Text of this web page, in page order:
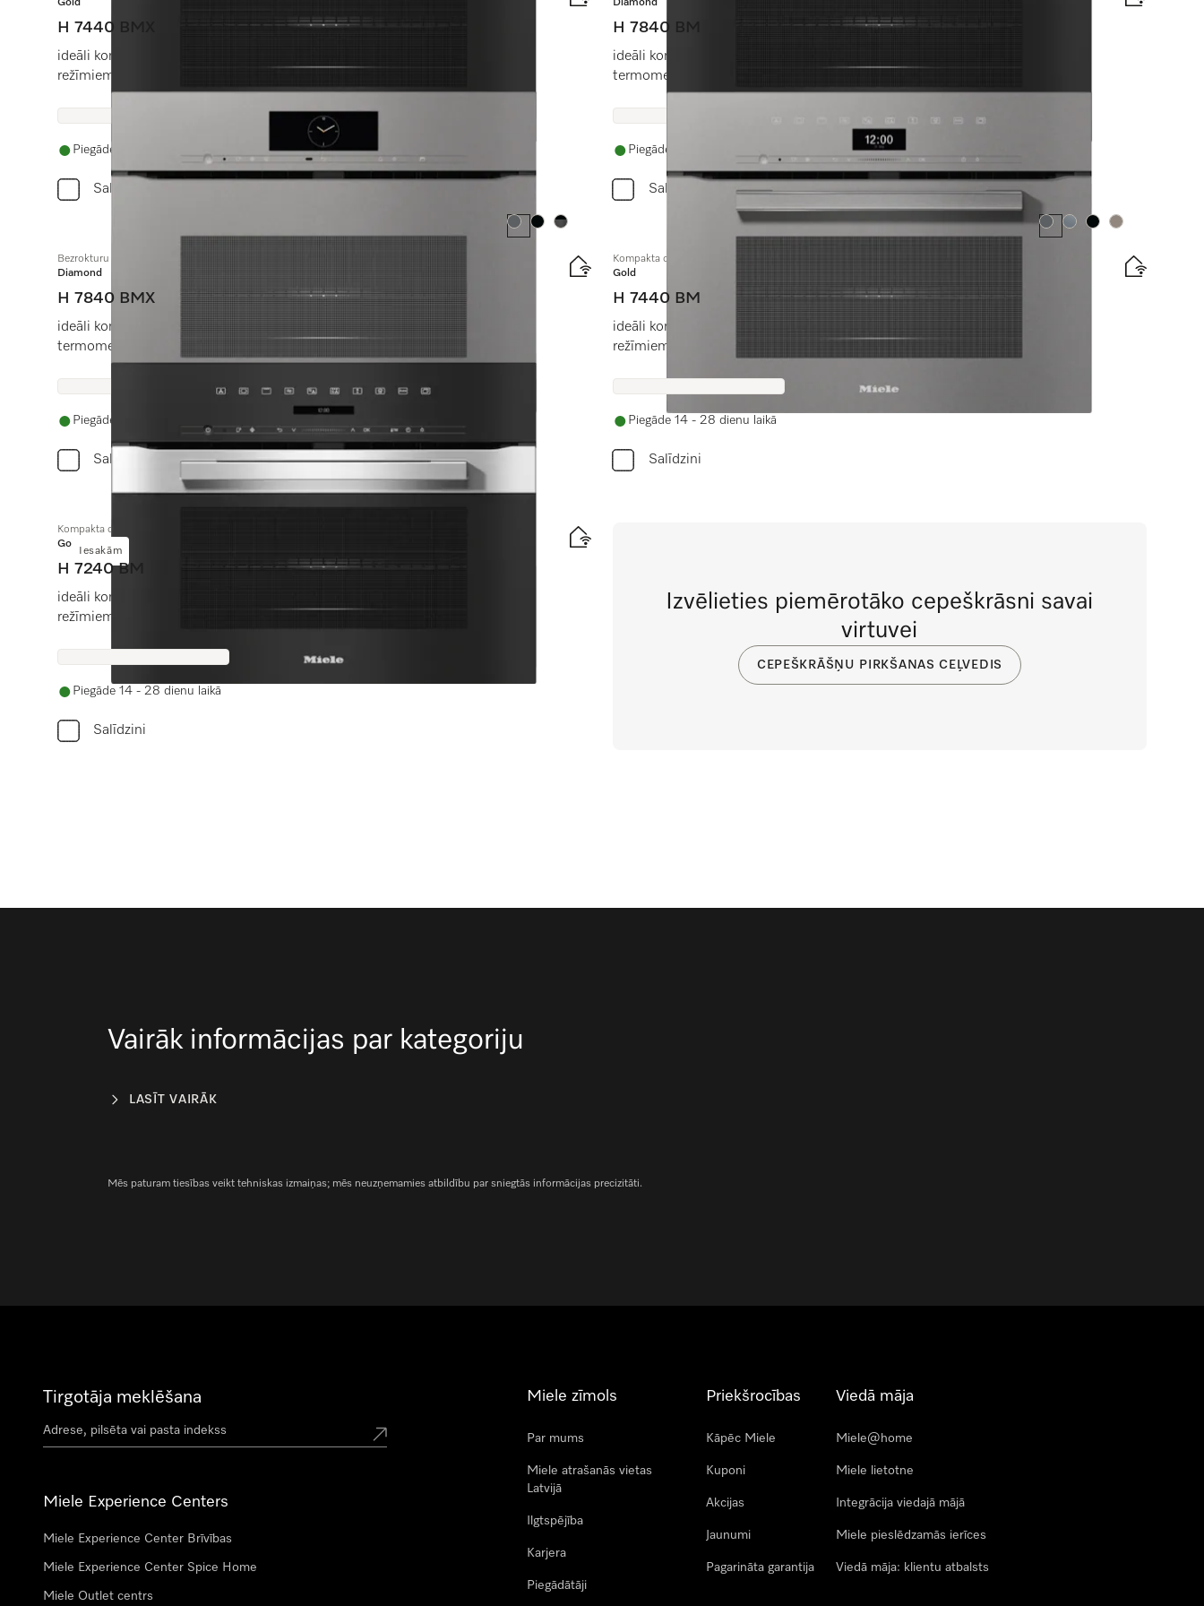
Gold
H 7440 BMX
ideāli kombinējams dizains ar automāt. programmām un komb. darbības
režīmiem.
Piegāde 14 - 28 dienu laikā
Salīdzini
Diamond
H 7840 BM
ideāli kombinējams dizains ar automātiskajām programmām un pārtikas
termometru.
Piegāde 14 - 28 dienu laikā
Salīdzini
Krāsa:Krāsa:Krāsa:
Bezrokturu kompakta cepeškrāsns ar mikroviļņu funkciju
Diamond
H 7840 BMX
ideāli kombinējams dizains ar automātiskajām programmām un pārtikas
termometru.
Piegāde 14 - 28 dienu laikā
Salīdzini
Krāsa:Krāsa:Krāsa:Krāsa:
Kompakta cepeškrāsns ar mikroviļņu funkciju
Gold
H 7440 BM
ideāli kombinējams dizains ar automāt. programmām un komb. darbības
režīmiem.
Piegāde 14 - 28 dienu laikā
Salīdzini
Iesakām
Kompakta cepeškrāsns ar mikroviļņu funkciju
Gold
H 7240 BM
ideāli kombinējams dizains ar automāt. programmām un komb. darbības
režīmiem.
Piegāde 14 - 28 dienu laikā
Salīdzini
Izvēlieties piemērotāko cepeškrāsni savai
virtuvei
CEPEŠKRĀŠŅU PIRKŠANAS CEĻVEDIS
Vairāk informācijas par kategoriju
LASĪT VAIRĀK
Mēs paturam tiesības veikt tehniskas izmaiņas; mēs neuzņemamies atbildību par sniegtās informācijas precizitāti.
Tirgotāja meklēšana
Miele Experience Centers
Miele Experience Center Brīvības
Miele Experience Center Spice Home
Miele Outlet centrs
Miele zīmols
Par mums
Miele atrašanās vietas
Latvijā
Ilgtspējība
Karjera
Piegādātāji
Priekšrocības
Kāpēc Miele
Kuponi
Akcijas
Jaunumi
Pagarināta garantija
Viedā māja
Miele@home
Miele lietotne
Integrācija viedajā mājā
Miele pieslēdzamās ierīces
Viedā māja: klientu atbalsts